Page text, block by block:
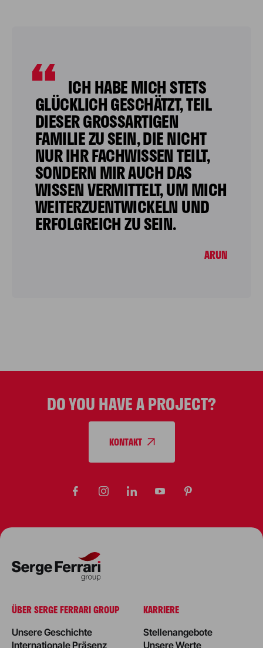
ICH HABE MICH STETS
GLÜCKLICH GESCHÄTZT, TEIL
DIESER GROSSARTIGEN F
AMILIE ZU SEIN, DIE NICHT N
UR IHR FACHWISSEN TEILT, S
ONDERN MIR AUCH DAS W
ISSEN VERMITTELT, UM MICH W
EITERZUENTWICKELN UND E
RFOLGREICH ZU SEIN.
ARUN
DO YOU HAVE A PROJECT?
KONTAKT
ÜBER SERGE FERRARI GROUP
Unsere Geschichte
Internationale Präsenz
KARRIERE
Stellenangebote
Unsere Werte